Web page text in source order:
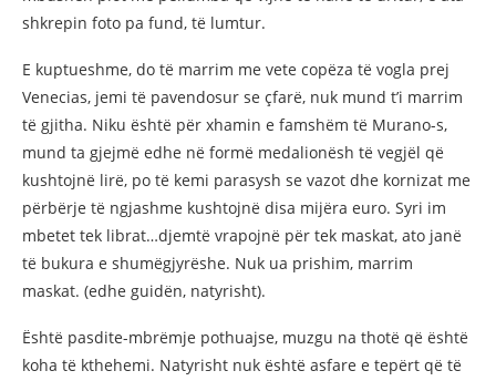
shkrepin foto pa fund, të lumtur.
E kuptueshme, do të marrim me vete copëza të vogla prej
Venecias, jemi të pavendosur se çfarë, nuk mund t’i marrim
të gjitha. Niku është për xhamin e famshëm të Murano-s,
mund ta gjejmë edhe në formë medalionësh të vegjël që
kushtojnë lirë, po të kemi parasysh se vazot dhe kornizat me
përbërje të ngjashme kushtojnë disa mijëra euro. Syri im
mbetet tek librat…djemtë vrapojnë për tek maskat, ato janë
të bukura e shumëgjyrëshe. Nuk ua prishim, marrim
maskat. (edhe guidën, natyrisht).
Është pasdite-mbrëmje pothuajse, muzgu na thotë që është
koha të kthehemi. Natyrisht nuk është asfare e tepërt që të